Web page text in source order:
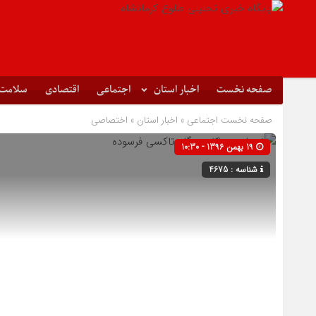
صفحه نخست اخبار استان اجتماعی اقتصادی
صفحه نخست اجتماعی » اخبار استان » اختصاصی
شناسه : 4675